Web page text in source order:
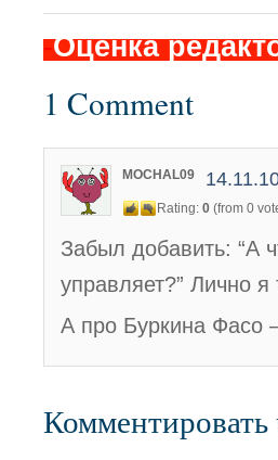
-Оценка
1 Comment
MOCHAL09
Rating: 0 (from 0
Забыл добавить: “А
управляет?” Лично
А про Буркина Фасо